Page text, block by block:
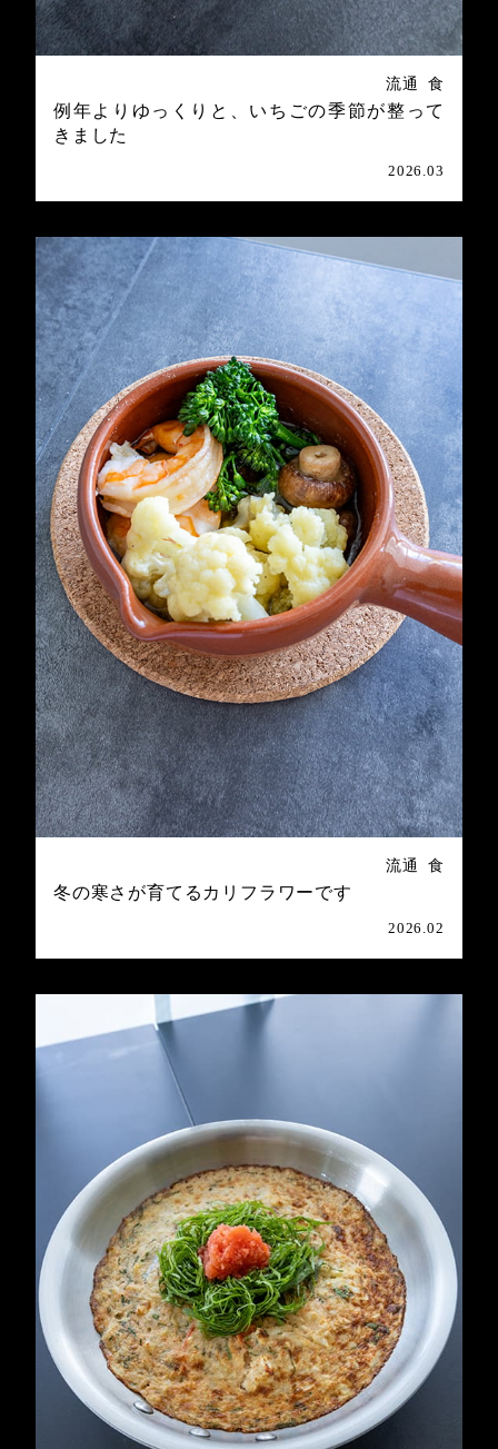
流通 食
例年よりゆっくりと、いちごの季節が整って
きました
2026.03
流通 食
冬の寒さが育てるカリフラワーです
2026.02